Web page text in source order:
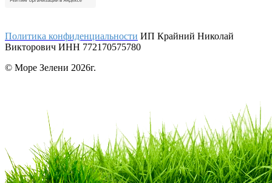
Политика конфиденциальности ИП Крайний Николай
Викторович ИНН 772170575780
© Море Зелени 2026г.